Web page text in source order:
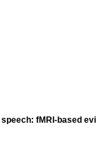
fMRI-based